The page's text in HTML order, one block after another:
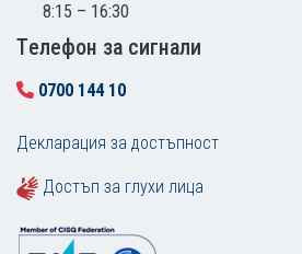
8:15 – 16:30
Tелефон за сигнали
0700 144 10
Декларация за достъпност
Достъп за глухи лица